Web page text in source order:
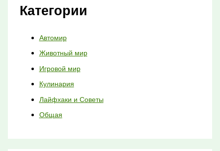
Категории
Автомир
Животный мир
Игровой мир
Кулинария
Лайфхаки и Советы
Общая